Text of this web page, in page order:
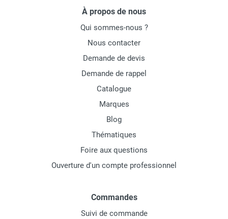
À propos de nous
Qui sommes-nous ?
Nous contacter
Demande de devis
Demande de rappel
Catalogue
Marques
Blog
Thématiques
Foire aux questions
Ouverture d'un compte professionnel
Commandes
Suivi de commande